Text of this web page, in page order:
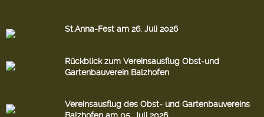
St.Anna-Fest am 26. Juli 2026
Rückblick zum Vereinsausflug Obst-und
Gartenbauverein Balzhofen
Vereinsausflug des Obst- und Gartenbauvereins
Balzhofen am 05. Juli 2026